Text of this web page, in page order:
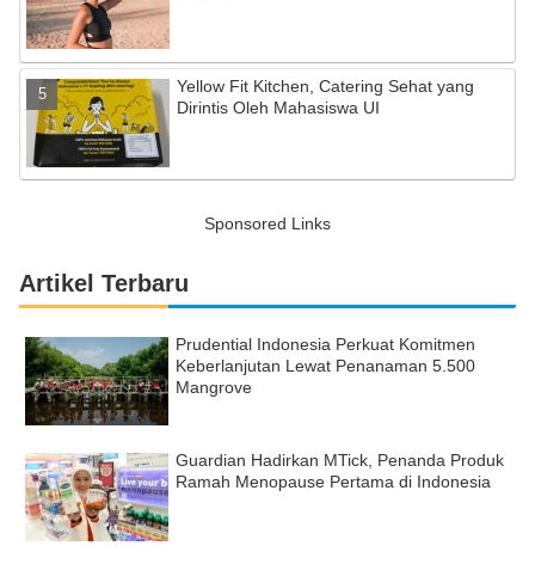
Yellow Fit Kitchen, Catering Sehat yang
Dirintis Oleh Mahasiswa UI
Sponsored Links
Artikel Terbaru
Prudential Indonesia Perkuat Komitmen
Keberlanjutan Lewat Penanaman 5.500
Mangrove
Guardian Hadirkan MTick, Penanda Produk
Ramah Menopause Pertama di Indonesia